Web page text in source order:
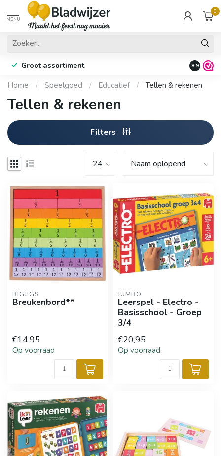
MENU
0
Groot assortiment Fysieke
8.9
Home / Speelgoed / Educatief / Tellen & rekenen
Tellen & rekenen
Filters
BIGJIGS
Breukenbord**
€14,95
Op voorraad
JUMBO
Leerspel - Electro -
Basisschool - Groep
3/4
€20,95
Op voorraad